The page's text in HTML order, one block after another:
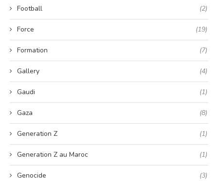
Football (2)
Force (19)
Formation (7)
Gallery (4)
Gaudi (1)
Gaza (8)
Generation Z (1)
Generation Z au Maroc (1)
Genocide (3)